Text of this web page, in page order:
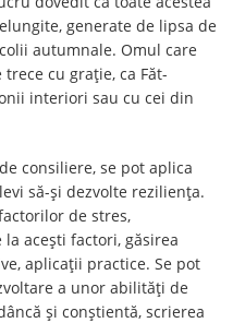
generate de lipsa de
autumnale. Omul care
cu grație, ca Făt-
interiori sau cu cei din
consiliere, se pot aplica
să-și dezvolte reziliența.
de stres,
acești factori, găsirea
aplicații practice. Se pot
a unor abilități de
și conștientă, scrierea